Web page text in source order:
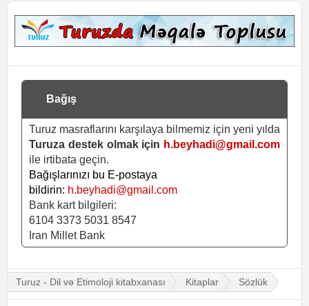
Bağış
Turuz masraflarını karşılaya bilmemiz için yeni yılda
Turuza destek olmak için h.beyhadi@gmail.com
ile irtibata geçin.
Bağışlarınızı bu E-postaya
bildirin: h.beyhadi@gmail.com
Bank kart bilgileri:
6104 3373 5031 8547
Iran Millet Bank
Turuz - Dil və Etimoloji kitabxanası Kitaplar Sözlük